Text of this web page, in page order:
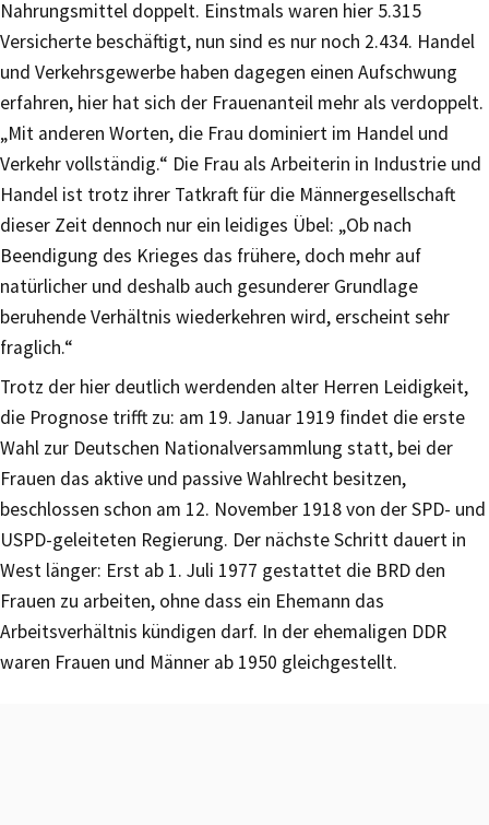
Nahrungsmittel doppelt. Einstmals waren hier 5.315
Versicherte beschäftigt, nun sind es nur noch 2.434. Handel
und Verkehrsgewerbe haben dagegen einen Aufschwung
erfahren, hier hat sich der Frauenanteil mehr als verdoppelt.
„Mit anderen Worten, die Frau dominiert im Handel und
Verkehr vollständig.“ Die Frau als Arbeiterin in Industrie und
Handel ist trotz ihrer Tatkraft für die Männergesellschaft
dieser Zeit dennoch nur ein leidiges Übel: „Ob nach
Beendigung des Krieges das frühere, doch mehr auf
natürlicher und deshalb auch gesunderer Grundlage
beruhende Verhältnis wiederkehren wird, erscheint sehr
fraglich.“
Trotz der hier deutlich werdenden alter Herren Leidigkeit,
die Prognose trifft zu: am 19. Januar 1919 findet die erste
Wahl zur Deutschen Nationalversammlung statt, bei der
Frauen das aktive und passive Wahlrecht besitzen,
beschlossen schon am 12. November 1918 von der SPD- und
USPD-geleiteten Regierung. Der nächste Schritt dauert in
West länger: Erst ab 1. Juli 1977 gestattet die BRD den
Frauen zu arbeiten, ohne dass ein Ehemann das
Arbeitsverhältnis kündigen darf. In der ehemaligen DDR
waren Frauen und Männer ab 1950 gleichgestellt.